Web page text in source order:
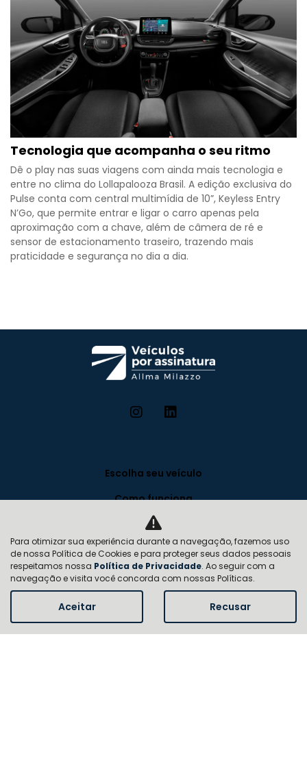
Tecnologia que acompanha o seu ritmo
Dê o play nas suas viagens com ainda mais tecnologia e
entre no clima do Lollapalooza Brasil. A edição exclusiva do
Pulse conta com central multimídia de 10”, Keyless Entry
N’Go, que permite entrar e ligar o carro apenas pela
aproximação com a chave, além de câmera de ré e
sensor de estacionamento traseiro, trazendo mais
praticidade e segurança no dia a dia.
Escolha seu veículo
Como funciona
Vantagens
Planos
Institucional
Contato
Para otimizar sua experiência durante a navegação, fazemos uso
de nossa Política de Cookies e para proteger seus dados pessoais
respeitamos nossa Política de Privacidade. Ao seguir com a
navegação e visita você concorda com nossas Políticas.
Aceitar Recusar